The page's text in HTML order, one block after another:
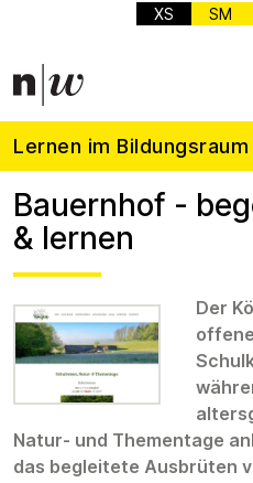
XS SM
Lernen im
Bauernhof -
& lernen
Der
Natur- und Thementage
das begleitete Ausbrüten